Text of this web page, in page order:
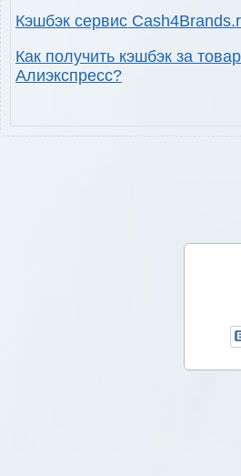
Кэшбэк сервис
Как получить кэшбэк за
Алиэкспресс?